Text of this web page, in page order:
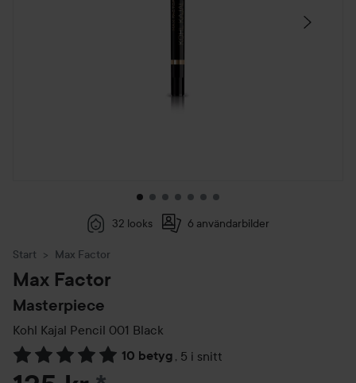
32 looks 6 användarbilder
Start Max Factor
Max Factor
Masterpiece
Kohl Kajal Pencil 001 Black
10 betyg , 5 i snitt
Hoppa till Betyg & kommentarer